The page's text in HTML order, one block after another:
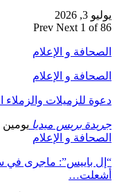
يوليو 3, 2026
Prev Next 1 of 86
الصحافة و الإعلام
الصحافة و الإعلام
دعوة للزميلات
جريدة بريس ميديا يومين ago
الصحافة و الإعلام
“إل باييس”: ماجرى في
أشعلت…